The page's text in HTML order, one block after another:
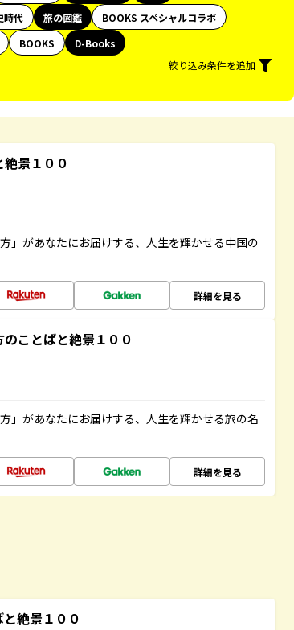
時代 旅の図鑑
BOOKS スペシャルコラボ
BOOKS
D-Books
絞り込み条件を追加
景１００
」があなたにお届けする、人生を輝かせる中国の
詳細を見る
ことばと絶景１００
」があなたにお届けする、人生を輝かせる旅の名
詳細を見る
絶景１００